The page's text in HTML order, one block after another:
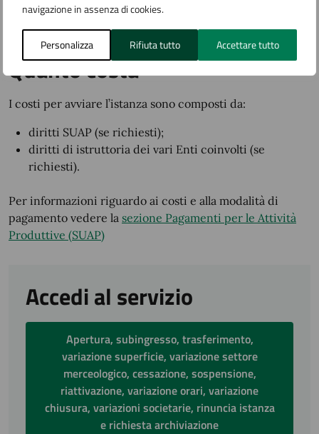
navigazione in assenza di cookies.
Personalizza Rifiuta tutto Accettare tutto
I termini del procedimento sono stabiliti dalla normativa
Quanto costa
I costi per avviare l’istanza sono composti da:
diritti SUAP (se richiesti);
diritti di istruttoria dei vari Enti coinvolti (se
richiesti).
Per informazioni riguardo ai costi e alla modalità di
pagamento vedere la sezione Pagamenti per le Attività
Produttive (SUAP)
Accedi al servizio
Apertura, subingresso, trasferimento,
variazione superficie, variazione settore
merceologico, cessazione, sospensione,
riattivazione, variazione orari, variazione
chiusura, variazioni societarie, rinuncia istanza
e richiesta archiviazione